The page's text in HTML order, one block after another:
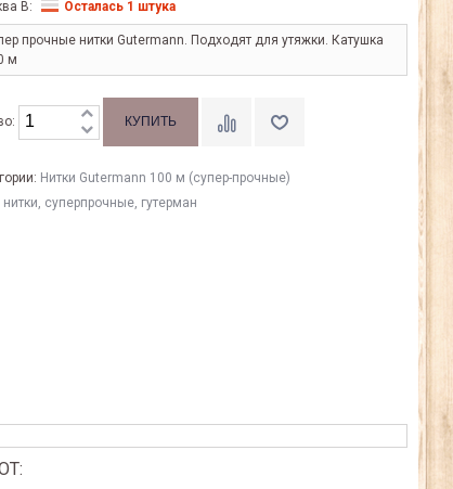
В: Осталась 1 штука
прочные нитки Gutermann. Подходят для утяжки. Катушка
м
Нитки Gutermann 100 м (супер-прочные)
нитки, суперпрочные, гутерман